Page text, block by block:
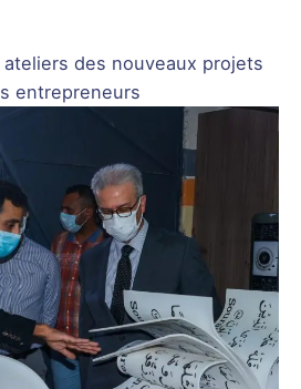
des nouveaux projets
entrepreneurs